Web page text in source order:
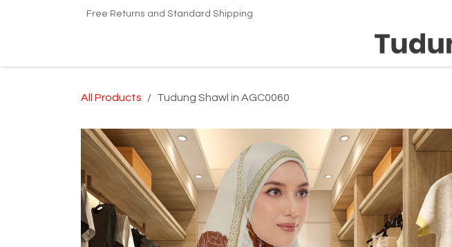
Free Returns and Standard Shipping
About Us
All Products Tudung Shawl in AGC0060